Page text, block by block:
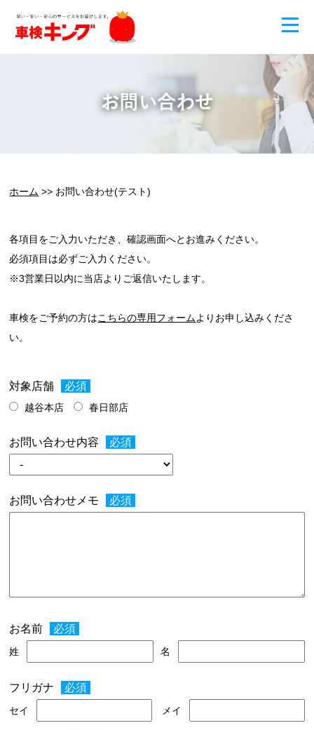
ホーム >> お問い合わせ(テスト)
各項目をご入力いただき、確認画面へとお進みください。
必須項目は必ずご入力ください。
※3営業日以内に当店よりご返信いたします。
車検をご予約の方はこちらの専用フォームよりお申し込みくださ
い。
対象店舗
越谷本店 春日部店
お問い合わせ内容
お問い合わせメモ
お名前
姓 名
フリガナ
セイ メイ